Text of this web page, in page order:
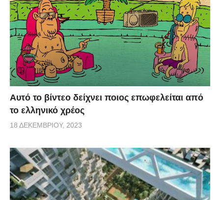
Αυτό το βίντεο δείχνει ποιος επωφελείται από
το ελληνικό χρέος
18 ΔΕΚΕΜΒΡΊΟΥ, 2023